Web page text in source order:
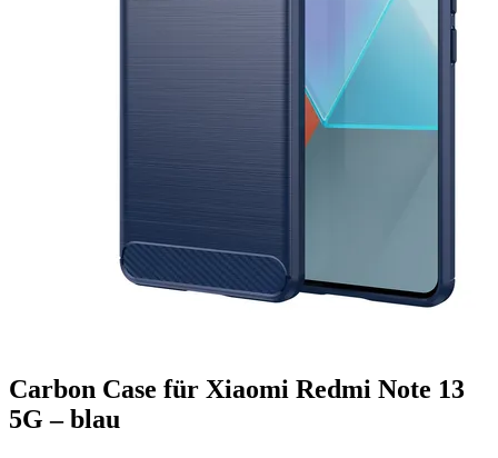
Carbon Case für Xiaomi Redmi Note 13
5G – blau